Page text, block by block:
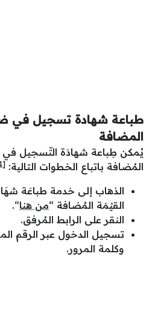
طباعة شهادة تسجيل في
المضافة
يُمكن طِباعة شهادَة التّسجيل في
المُضافة باتباع الخطوات التالية: [1]
الذهاب إلى خدمة طباعَة
القيْمَة المُضافة “من هنا“.
النقر على الرابط المُرفق.
تسجيل الدخول عبر الرقم
وكلمة المرور.